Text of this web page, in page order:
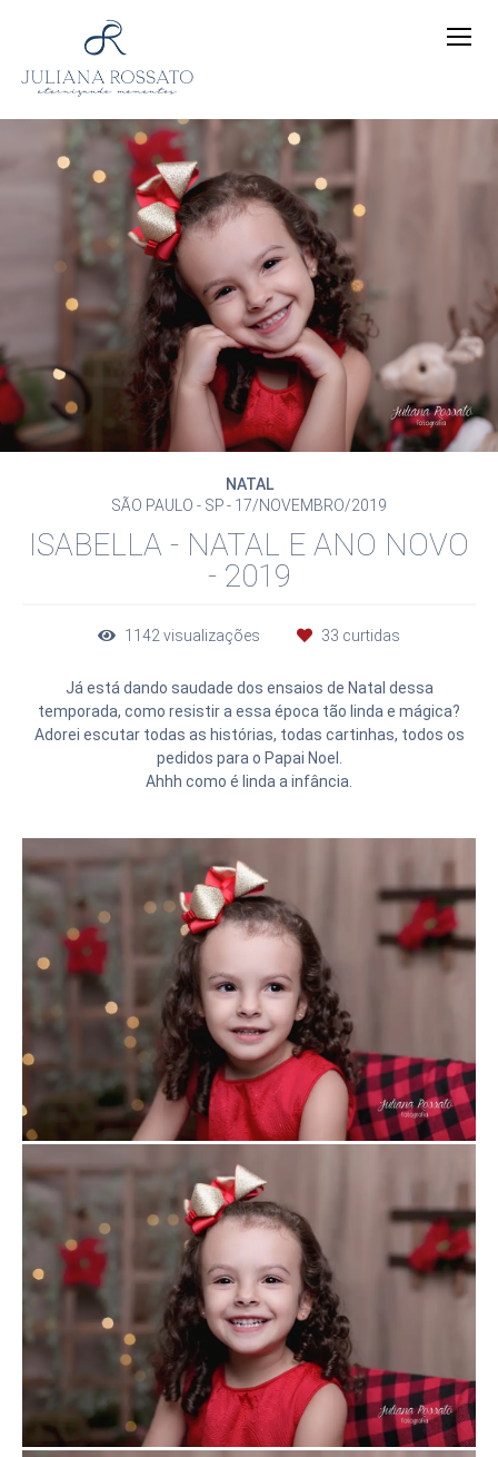
NATAL
SÃO PAULO - SP
17/NOVEMBRO/2019
ISABELLA - NATAL E ANO NOVO
- 2019
1142 visualizações 33 curtidas
Já está dando saudade dos ensaios de Natal dessa
temporada, como resistir a essa época tão linda e mágica?
Adorei escutar todas as histórias, todas cartinhas, todos os
pedidos para o Papai Noel.
Ahhh como é linda a infância.